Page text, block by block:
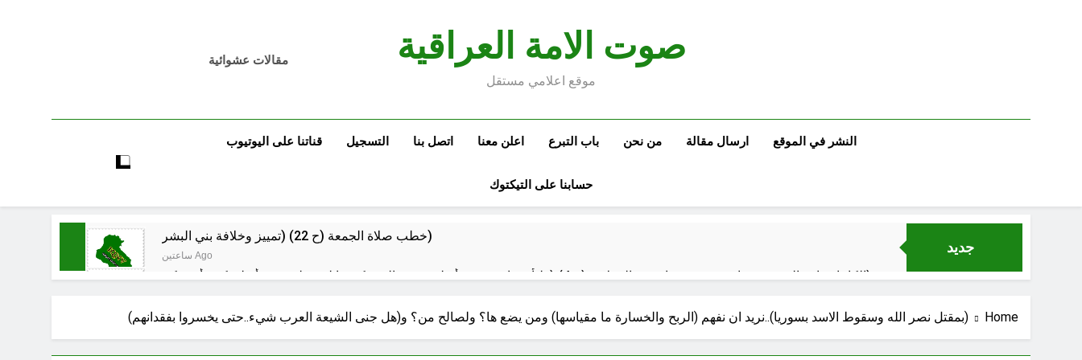
صوت الامة العراقية
موقع اعلامي مستقل
مقالات عشوائية
النشر في الموقع ارسال مقالة من نحن باب التبرع اعلن معنا اتصل بنا التسجيل قناتنا على اليوتيوب
حسابنا على التيكتوك
جديد
خطب صلاة الجمعة (ح 22) (تمييز وخلافة بني البشر)
ساعتين Ago
الكاتبان باقر الزبيدي ورياض سعد يحذران من الجولاني (ح 4) (وليأخذوا حذرهم وأسلحتهم ود الذين كفروا لو تغفلون عن أسلحتكم وأمتعتكم)
مقترح داعية الميدان للتعريف بتعاليم وأحكام الشرائع والأديان
سَأُنَبِّئُكَ بِتَأْوِيلِ مَا لَمْ تَسْتَطِعْ فهمه في “اتفاقية مكة” شرطي الناتو الخليجي النووي الجديد لتحجيم دور إيران وفصائلها الولائية وحتى إسرائيل؟
Home (بمقتل نصر الله وسقوط الاسد بسوريا)..نريد ان نفهم (الربح والخسارة ما مقياسها) ومن يضع ها؟ ولصالح من؟ و(هل جنى الشيعة العرب شيء..حتى يخسروا بفقدانهم)